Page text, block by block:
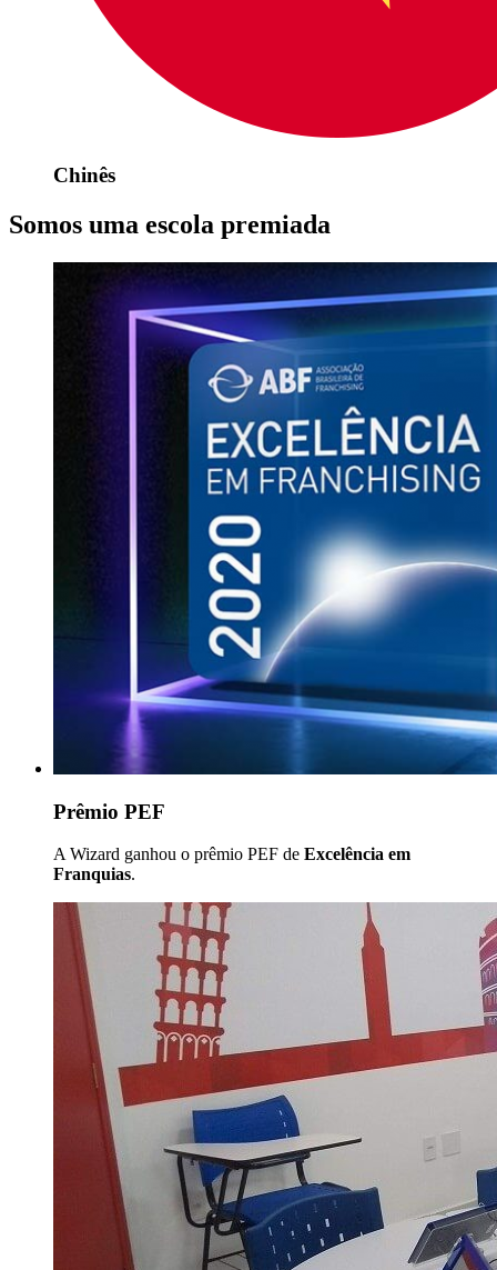
Chinês
Somos uma escola premiada
Prêmio PEF
A Wizard ganhou o prêmio PEF de Excelência em
Franquias.